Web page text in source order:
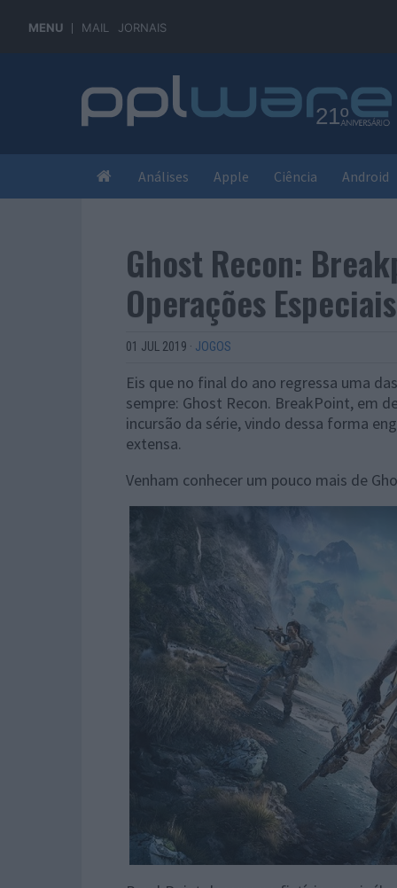
MENU MAIL JORNAIS
Análises Apple Ciência Android
Ghost Recon:
Operações Especiais
01 JUL 2019 · JOGOS
Eis que no final do ano regressa uma
sempre: Ghost Recon. BreakPoint, em
incursão da série, vindo dessa forma
extensa.
Venham conhecer um pouco mais de